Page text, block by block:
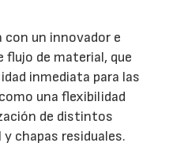
un innovador e
de material, que
inmediata para las
una flexibilidad
de distintos
chapas residuales.